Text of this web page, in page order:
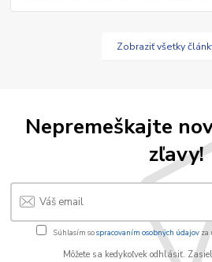
Zobraziť všetky
Nepremeškajte
zľavy!
Súhlasím sospracovaním osobných údajov za
Môžete sa kedykoľvek odhlásiť.